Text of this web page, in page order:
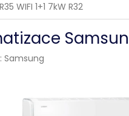
WIFI 1+1 7kW R32
Samsung